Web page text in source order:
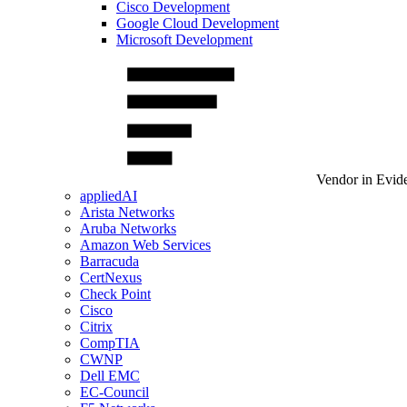
Cisco Development
Google Cloud Development
Microsoft Development
Vendor in
appliedAI
Arista Networks
Aruba Networks
Amazon Web Services
Barracuda
CertNexus
Check Point
Cisco
Citrix
CompTIA
CWNP
Dell EMC
EC-Council